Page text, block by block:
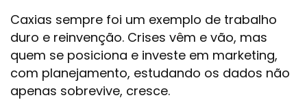
Caxias sempre foi um exemplo de trabalho
duro e reinvenção. Crises vêm e vão, mas
quem se posiciona e investe em marketing,
com planejamento, estudando os dados não
apenas sobrevive, cresce.